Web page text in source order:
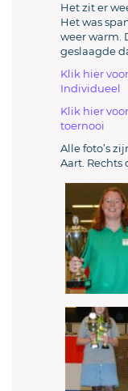
Het zit er
Het was
weer warm.
geslaagde
Klik hier
Individueel
Klik hier
toernooi
Alle foto’s
Aart. Rechts